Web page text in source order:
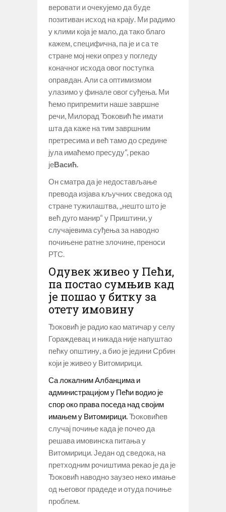
веровати и очекујемо да буде
позитиван исход на крају. Ми радимо
у клими која је мало, да тако благо
кажем, специфична, па је и са те
стране мој неки опрез у погледу
коначног исхода овог поступка
оправдан. Али са оптимизмом
улазимо у финале овог суђења. Ми
ћемо припремити наше завршне
речи, Милорад Ђоковић ће имати
шта да каже на тим завршним
претресима и већ тамо до средине
јула имаћемо пресуду“, рекао
јеВасић.
​Он сматра да је недостављање
превода изјава кључних сведока од
стране тужилаштва, „нешто што је
већ дуго манир“ у Приштини, у
случајевима суђења за наводно
почињене ратне злочине, преноси
РТС.
Одувек живео у Пећи,
па постао сумњив кад
је пошао у битку за
отету имовину
Ђоковић је радио као матичар у селу
Гораждевац и никада није напуштао
пећку општину, а био је једини Србин
који је живео у Витомирици.
Са локалним Албанцима и
администрацијом у Пећи водио је
спор око права поседа над својим
имањем у Витомирици. Ђоковићев
случај почиње када је почео да
решава имовинска питања у
Витомирици. Један од сведока, на
претходним рочиштима рекао је да је
Ђоковић наводно заузео неко имање
од његовог прадеде и отуда почиње
проблем.